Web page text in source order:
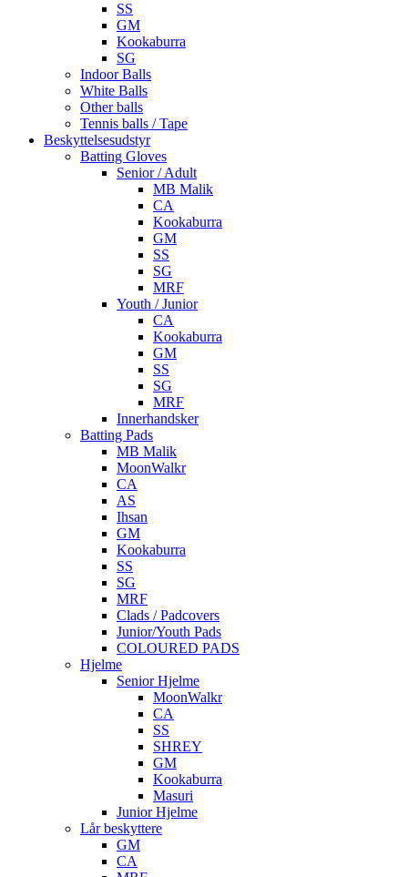
SS
GM
Kookaburra
SG
Indoor Balls
White Balls
Other balls
Tennis balls / Tape
Beskyttelsesudstyr
Batting Gloves
Senior / Adult
MB Malik
CA
Kookaburra
GM
SS
SG
MRF
Youth / Junior
CA
Kookaburra
GM
SS
SG
MRF
Innerhandsker
Batting Pads
MB Malik
MoonWalkr
CA
AS
Ihsan
GM
Kookaburra
SS
SG
MRF
Clads / Padcovers
Junior/Youth Pads
COLOURED PADS
Hjelme
Senior Hjelme
MoonWalkr
CA
SS
SHREY
GM
Kookaburra
Masuri
Junior Hjelme
Lår beskyttere
GM
CA